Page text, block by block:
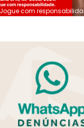
Jogue com